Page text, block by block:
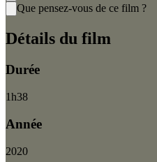
Que pensez-vous de ce film ?
Détails du film
Durée
1h38
Année
2020